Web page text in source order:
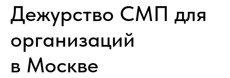
Дежурство СМП для
организаций
в Москве